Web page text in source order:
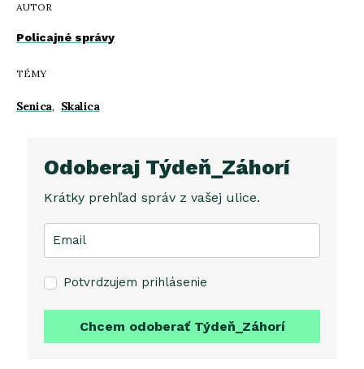
AUTOR
Policajné správy
TÉMY
Senica, Skalica
Odoberaj Týdeň_Záhorí
Krátky prehľad správ z vašej ulice.
Potvrdzujem prihlásenie
Chcem odoberať Týdeň_Záhorí